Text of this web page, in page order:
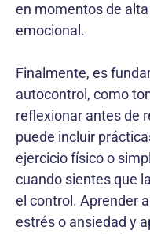
en momentos de
emocional.
Finalmente, es
autocontrol, como
reflexionar antes de
puede incluir
ejercicio físico o
cuando sientes que
el control. Aprender
estrés o ansiedad y